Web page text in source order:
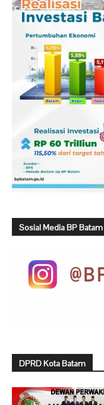
Sosial Media BP Batam
DPRD Kota Batam